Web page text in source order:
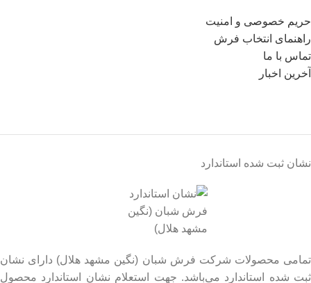
حریم خصوصی و امنیت
راهنمای انتخاب فرش
تماس با ما
آخرین اخبار
نشان ثبت شده استاندارد
تمامی محصولات شرکت فرش شبان (نگین مشهد هلال) دارای نشان
ثبت شده استاندارد می‌باشد. جهت استعلام نشان استاندارد محصول